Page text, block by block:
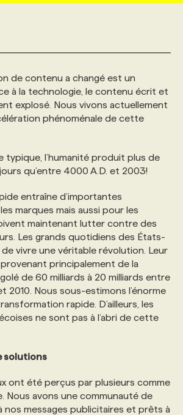
NUMÉRIQUES
DURABLE
NOUS
NOUS
DE FORMATIONS
NOS FORMATIONS
DE SUBVENTIONS
NOUS
CHASSE DE TÊTE
NOUS
de contenu a changé est un
à la technologie, le contenu écrit et
explosé. Nous vivons actuellement
phénoménale de cette
typique, l’humanité produit plus de
qu’entre 4000 A.D. et 2003!
entraîne d’importantes
marques mais aussi pour les
maintenant lutter contre des
Les grands quotidiens des États-
vivre une véritable révolution. Leur
principalement de la
de 60 milliards à 20 milliards entre
2010. Nous sous-estimons l’énorme
rapide. D’ailleurs, les
ne sont pas à l’abri de cette
solutions
ont été perçus par plusieurs comme
Nous avons une communauté de
messages publicitaires et prêts à